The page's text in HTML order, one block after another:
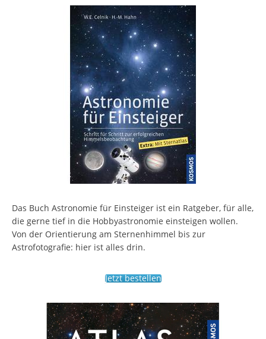
Das Buch Astronomie für Einsteiger ist ein Ratgeber, für alle,
die gerne tief in die Hobbyastronomie einsteigen wollen.
Von der Orientierung am Sternenhimmel bis zur
Astrofotografie: hier ist alles drin.
Jetzt bestellen